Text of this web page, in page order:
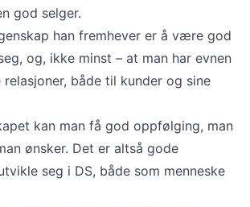
god selger.
han fremhever er å være god
og, ikke minst – at man har evnen
både til kunder og sine
kan man få god oppfølging, man
ønsker. Det er altså gode
seg i DS, både som menneske